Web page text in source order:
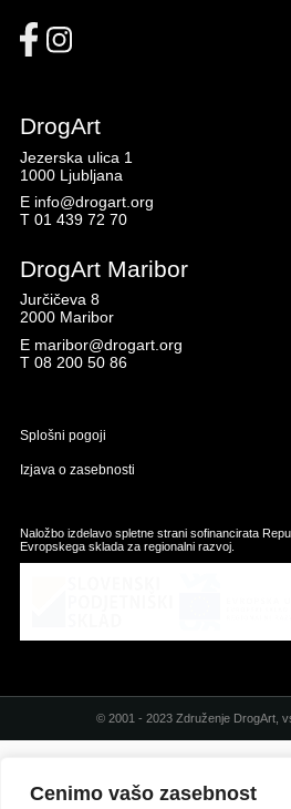
Cenimo vašo zasebnost
DrogArt
Jezerska ulica 1
1000 Ljubljana
E info@drogart.org
T 01 439 72 70
DrogArt Maribor
Jurčičeva 8
2000 Maribor
E maribor@drogart.org
T 08 200 50 86
Splošni pogoji
Izjava o zasebnosti
Naložbo izdelavo spletne strani sofinancirata
Evropskega sklada za regionalni razvoj.
© 2001 - 2023 Združenje DrogArt,